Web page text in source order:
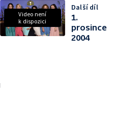
Video není
k dispozici
Další díl
1.
prosince
2004